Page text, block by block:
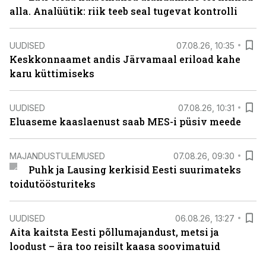
alla. Analüütik: riik teeb seal tugevat kontrolli
UUDISED 07.08.26, 10:35
Keskkonnaamet andis Järvamaal eriload kahe
karu küttimiseks
UUDISED 07.08.26, 10:31
Eluaseme kaaslaenust saab MES-i püsiv meede
MAJANDUSTULEMUSED 07.08.26, 09:30
Puhk ja Lausing kerkisid Eesti suurimateks
toidutöösturiteks
UUDISED 06.08.26, 13:27
Aita kaitsta Eesti põllumajandust, metsi ja
loodust – ära too reisilt kaasa soovimatuid